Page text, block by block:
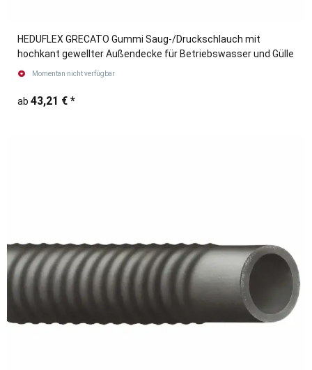
HEDUFLEX GRECATO Gummi Saug-/Druckschlauch mit
hochkant gewellter Außendecke für Betriebswasser und Gülle
Momentan nicht verfügbar
ab 43,21 € *